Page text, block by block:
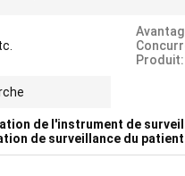
Produit:
de l'instrument de
de surveillance du patient